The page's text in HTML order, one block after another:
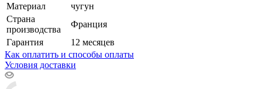
Материал
чугун
Страна
производства
Франция
Гарантия
12 месяцев
Как оплатить и способы оплаты
Условия доставки